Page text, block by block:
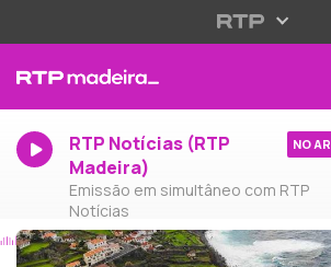
RTP Notícias (RTP
Madeira)
Emissão em simultâneo com RTP
Notícias
NO AR